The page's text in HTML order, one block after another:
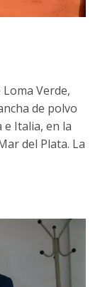
Verde,
de polvo
Italia, en la
del Plata. La